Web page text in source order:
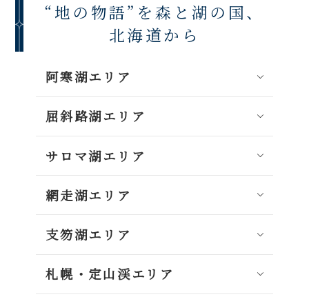
“地の物語”を森と湖の国、
北海道から
阿寒湖エリア
屈斜路湖エリア
サロマ湖エリア
網走湖エリア
支笏湖エリア
札幌・定山渓エリア